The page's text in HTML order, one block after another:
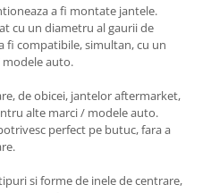
a fi montate jantele.
cu un diametru al gaurii de
fi compatibile, simultan, cu un
auto.
de obicei, jantelor aftermarket,
alte marci / modele auto.
perfect pe butuc, fara a
si forme de inele de centrare,